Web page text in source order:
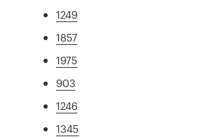
1249
1857
1975
903
1246
1345